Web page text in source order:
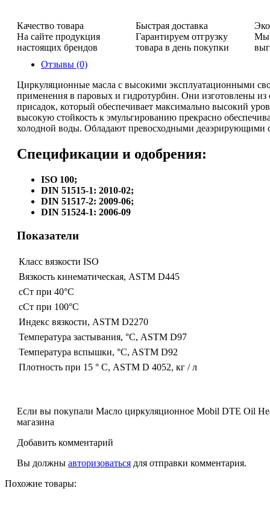
Качество товара
На сайте продукция
настоящих брендов
Быстрая доставка
Гарантируем отгрузку
товара в день покупки
Мы
Отзывы (0)
Циркуляционные масла с высокими эксплуатационными
применения в паровых и гидротурбин. Они изготовлены из
присадок, который обеспечивает максимально высокий
высокую стойкость к эмульгированию прекрасно
холодной воды. Обладают превосходными деаэрирующими
Спецификации и одобрения:
ISO 100;
DIN 51515-1: 2010-02;
DIN 51517-2: 2009-06;
DIN 51524-1: 2006-09
Показатели
Класс вязкости ISO
Вязкость кинематическая, ASTM D445
сСт при 40°C
сСт при 100°C
Индекс вязкости, ASTM D2270
Температура застывания, °C, ASTM D97
Температура вспышки, °C, ASTM D92
Плотность при 15 ° С, ASTM D 4052, кг / л
Если вы покупали Масло циркуляционное Mobil DTE Oil
магазина
Добавить комментарий
Вы должны авторизоваться для отправки комментария.
Похожие товары: